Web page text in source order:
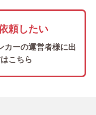
頼したい
カーの運営者様に出
こちら